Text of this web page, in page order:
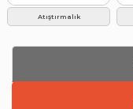
Atıştırmalık